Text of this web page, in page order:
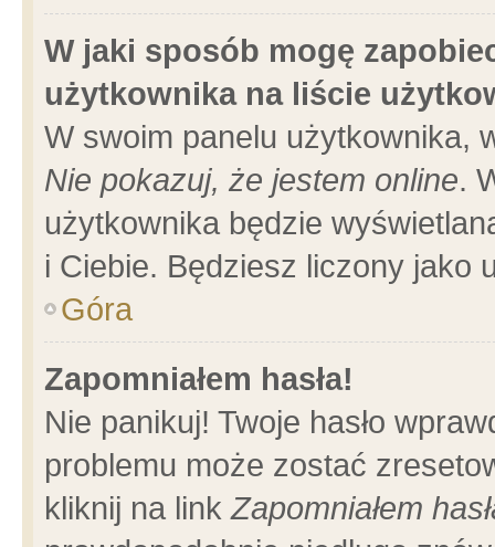
W jaki sposób mogę
użytkownika na liście
W swoim panelu użytkownika,
Nie pokazuj, że jestem online.
użytkownika będzie
i Ciebie. Będziesz liczony jako
Góra
Zapomniałem hasła!
Nie panikuj! Twoje hasło
problemu może zostać
kliknij na linkZapomniałem